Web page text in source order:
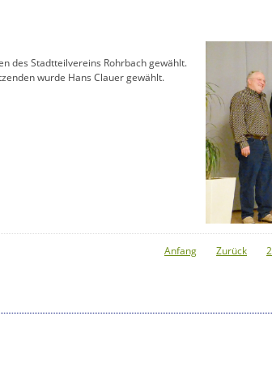
des Stadtteilvereins Rohrbach gewählt.
wurde Hans Clauer gewählt.
Anfang Zurück